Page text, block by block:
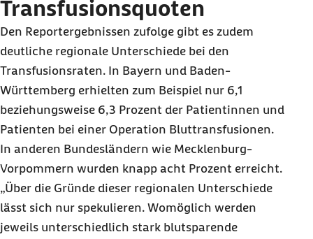
Transfusionsquoten
Den Reportergebnissen zufolge gibt es zudem
deutliche regionale Unterschiede bei den
Transfusionsraten. In Bayern und Baden-
Württemberg erhielten zum Beispiel nur 6,1
beziehungsweise 6,3 Prozent der Patientinnen und
Patienten bei einer Operation Bluttransfusionen.
In anderen Bundesländern wie Mecklenburg-
Vorpommern wurden knapp acht Prozent erreicht.
„Über die Gründe dieser regionalen Unterschiede
lässt sich nur spekulieren. Womöglich werden
jeweils unterschiedlich stark blutsparende